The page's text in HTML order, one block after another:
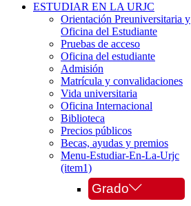
ESTUDIAR EN LA URJC
Orientación Preuniversitaria y
Oficina del Estudiante
Pruebas de acceso
Oficina del estudiante
Admisión
Matrícula y convalidaciones
Vida universitaria
Oficina Internacional
Biblioteca
Precios públicos
Becas, ayudas y premios
Menu-Estudiar-En-La-Urjc
(item1)
Grado